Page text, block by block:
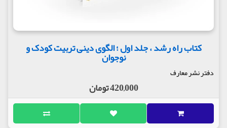
کتاب راه رشد ، جلد اول ؛ الگوی دینی تربیت کودک و
نوجوان
دفتر نشر معارف
420,000 تومان